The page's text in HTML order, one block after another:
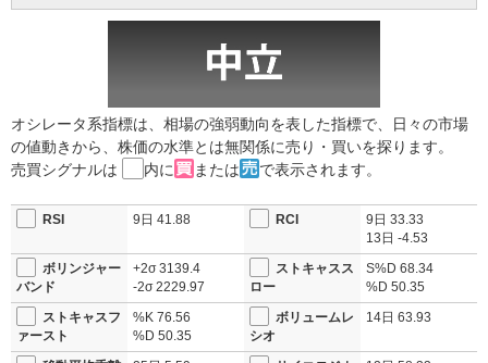
オシレータ系指標は、相場の強弱動向を表した指標で、日々の市場
の値動きから、株価の水準とは無関係に売り・買いを探ります。
売買シグナルは
内に または で表示されます。
RSI 9日 41.88 RCI 9日 33.33
13日 -4.53
ボリンジャー
バンド
+2σ3139.4
-2σ2229.97
ストキャスス
ロー
S%D 68.34
%D 50.35
ストキャスフ
ァースト
%K 76.56
%D 50.35
ボリュームレ
シオ
14日 63.93